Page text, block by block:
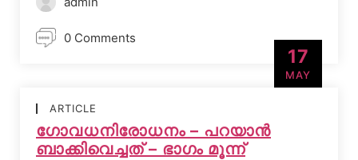
0 Comments
17
MAY
ARTICLE
ഗോവധനിരോധനം – പറയാന്‍
ബാക്കിവെച്ചത് – ഭാഗം മൂന്ന്‌